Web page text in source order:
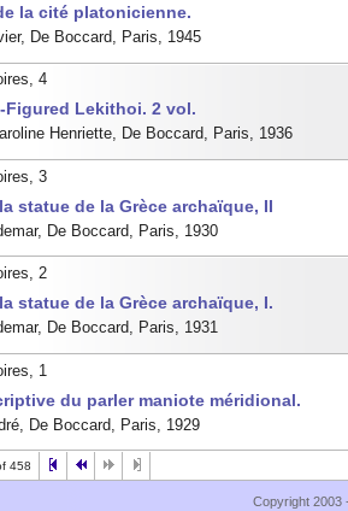
la cité platonicienne.
, De Boccard, Paris 1945
4
Figured Lekithoi. 2 vol.
Henriette, De Boccard, Paris, 1936
3
statue de la Grèce archaïque, II
, De Boccard, Paris 1930
2
statue de la Grèce archaïque, I.
, De Boccard, Paris, 1931
1
du parler maniote méridional.
De Boccard, Paris 1929
458
Copyright 2003